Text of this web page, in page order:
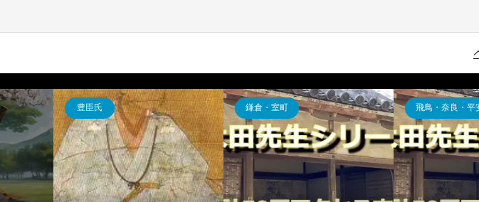
豊臣氏 鎌倉・室町 飛鳥・奈良・平